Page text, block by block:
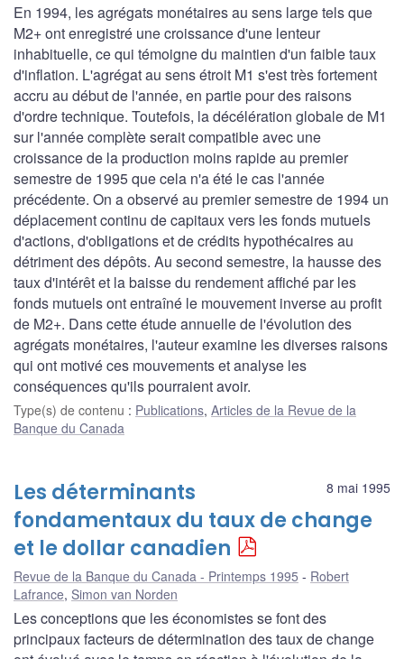
En 1994, les agrégats monétaires au sens large tels que
M2+ ont enregistré une croissance d'une lenteur
inhabituelle, ce qui témoigne du maintien d'un faible taux
d'inflation. L'agrégat au sens étroit M1 s'est très fortement
accru au début de l'année, en partie pour des raisons
d'ordre technique. Toutefois, la décélération globale de M1
sur l'année complète serait compatible avec une
croissance de la production moins rapide au premier
semestre de 1995 que cela n'a été le cas l'année
précédente. On a observé au premier semestre de 1994 un
déplacement continu de capitaux vers les fonds mutuels
d'actions, d'obligations et de crédits hypothécaires au
détriment des dépôts. Au second semestre, la hausse des
taux d'intérêt et la baisse du rendement affiché par les
fonds mutuels ont entraîné le mouvement inverse au profit
de M2+. Dans cette étude annuelle de l'évolution des
agrégats monétaires, l'auteur examine les diverses raisons
qui ont motivé ces mouvements et analyse les
conséquences qu'ils pourraient avoir.
Type(s) de contenu : Publications, Articles de la Revue de la
Banque du Canada
8 mai 1995
Les déterminants
fondamentaux du taux de change
et le dollar canadien
Revue de la Banque du Canada - Printemps 1995
Robert
Lafrance, Simon van Norden
Les conceptions que les économistes se font des
principaux facteurs de détermination des taux de change